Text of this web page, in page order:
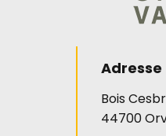
Adresse
Bois
44700